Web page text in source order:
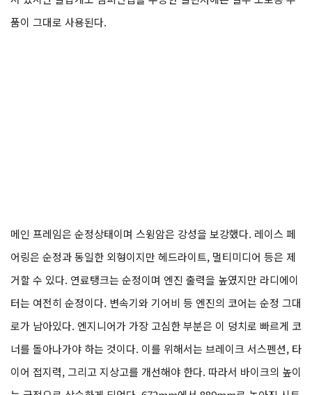
품이 그대로 사용된다.
메인 프레임은 순정상태이며 스윙암은 강성을 보강했다. 레이스 페
어링은 순정과 동일한 외형이지만 헤드라이트, 멀티미디어 등은 제
거할 수 있다. 연료탱크는 순정이며 엔진 출력을 높였지만 라디에이
터는 여전히 순정이다. 변속기와 기어비 등 엔진의 코어는 순정 그대
로가 남아있다. 엔지니어가 가장 고심한 부분은 이 덩치로 빠르게 코
너를 돌아나가야 하는 것이다. 이를 위해서는 브레이크 서스펜션, 타
이어 접지력, 그리고 지상고를 개선해야 한다. 따라서 바이크의 높이